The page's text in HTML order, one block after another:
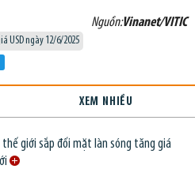
Nguồn:Vinanet/VITIC
USD ngày 12/6/2025
XEM NHIỀU
thế giới sắp đối mặt làn sóng tăng giá